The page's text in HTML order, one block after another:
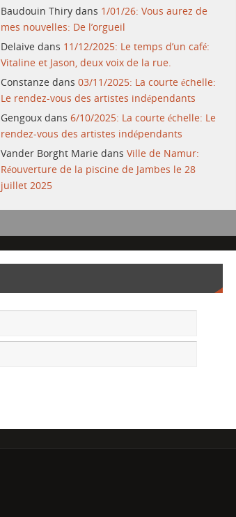
Baudouin Thiry dans 1/01/26: Vous aurez de
mes nouvelles: De l’orgueil
Delaive dans 11/12/2025: Le temps d’un café:
Vitaline et Jason, deux voix de la rue.
Constanze dans03/11/2025: La courte échelle:
Le rendez-vous des artistes indépendants
Gengoux dans6/10/2025: La courte échelle: Le
rendez-vous des artistes indépendants
Vander Borght Marie dansVille de Namur:
Réouverture de la piscine de Jambes le 28
juillet 2025